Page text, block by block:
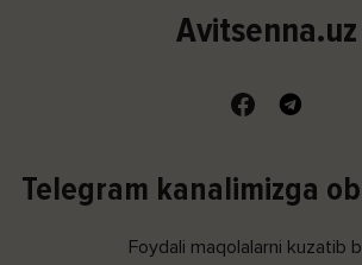
Avitsenna.uz
Telegram kanalimizga
Foydali maqolalarni kuzatib